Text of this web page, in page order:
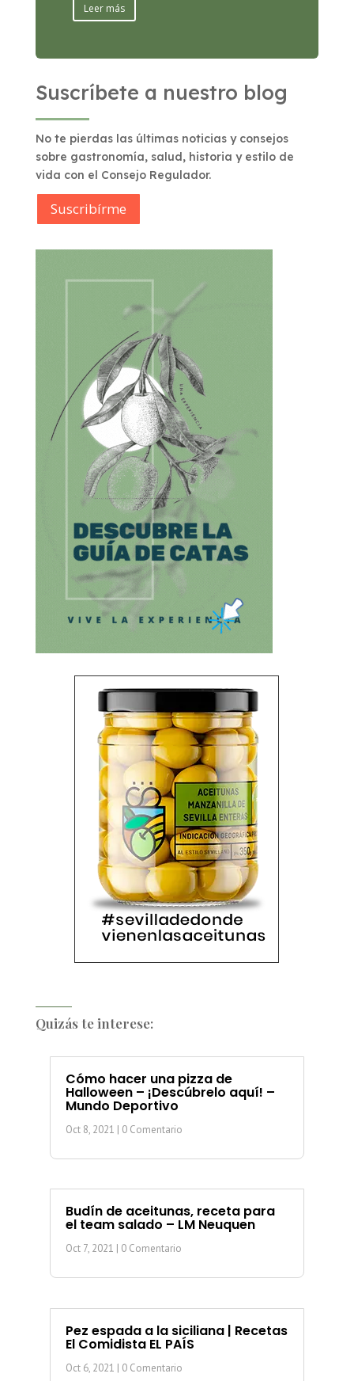
Leer más
Suscríbete a nuestro blog
No te pierdas las últimas noticias y consejos
sobre gastronomía, salud, historia y estilo de
vida con el Consejo Regulador.
Suscribírme
Quizás te interese:
Cómo hacer una pizza de
Halloween – ¡Descúbrelo aquí! –
Mundo Deportivo
Oct 8, 2021 | 0 Comentario
Budín de aceitunas, receta para
el team salado – LM Neuquen
Oct 7, 2021 | 0 Comentario
Pez espada a la siciliana | Recetas
El Comidista EL PAÍS
Oct 6, 2021 | 0 Comentario